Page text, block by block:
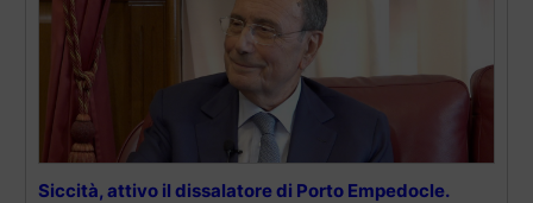
Siccità, attivo il dissalatore di Porto Empedocle.